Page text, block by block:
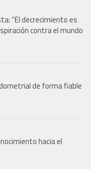
“El decrecimiento es
contra el mundo
de forma fiable
hacia el